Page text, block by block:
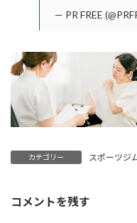
— PR FREE
カテゴリー スポーツジ
コメントを残す